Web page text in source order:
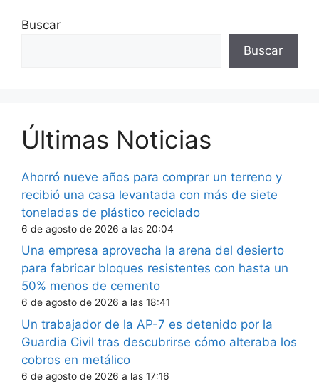
Buscar
Buscar
Últimas Noticias
Ahorró nueve años para comprar un terreno y
recibió una casa levantada con más de siete
toneladas de plástico reciclado
6 de agosto de 2026 a las 20:04
Una empresa aprovecha la arena del desierto
para fabricar bloques resistentes con hasta un
50% menos de cemento
6 de agosto de 2026 a las 18:41
Un trabajador de la AP-7 es detenido por la
Guardia Civil tras descubrirse cómo alteraba los
cobros en metálico
6 de agosto de 2026 a las 17:16